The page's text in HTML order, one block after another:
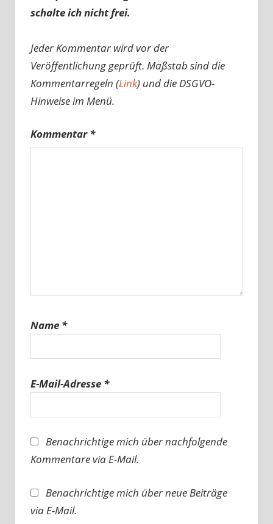
schalte ich nicht frei.
Jeder Kommentar wird vor der
Veröffentlichung geprüft. Maßstab sind die
Kommentarregeln (Link) und die DSGVO-
Hinweise im Menü.
Kommentar*
Name *
E-Mail-Adresse *
Benachrichtige mich über nachfolgende
Kommentare via E-Mail.
Benachrichtige mich über neue Beiträge
via E-Mail.